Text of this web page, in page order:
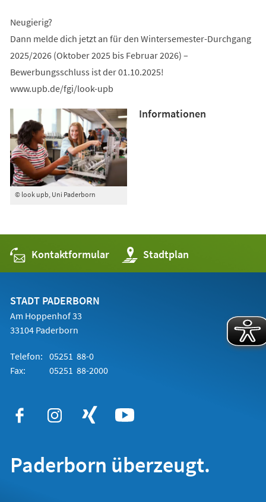
Neugierig?
Dann melde dich jetzt an für den Wintersemester-Durchgang
2025/2026 (Oktober 2025 bis Februar 2026) –
Bewerbungsschluss ist der 01.10.2025!
www.upb.de/fgi/look-upb
© look upb, Uni Paderborn
Informationen
Kontaktformular Stadtplan
(Öffnet
in
einem
STADT PADERBORN
Am Hoppenhof 33
33104 Paderborn
Telefon: 05251 88-0
Fax:
05251 88-2000
Paderborn überzeugt.